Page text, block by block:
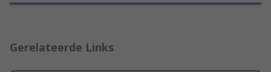
Gerelateerde Links